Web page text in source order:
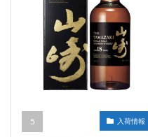
入荷情報